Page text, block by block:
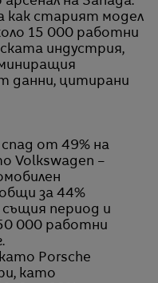
как старият модел
15 000 работни
индустрия,
данни, цитирани
от 49% на
Volkswagen –
за 44%
същия период и
000 работни
Porsche
като